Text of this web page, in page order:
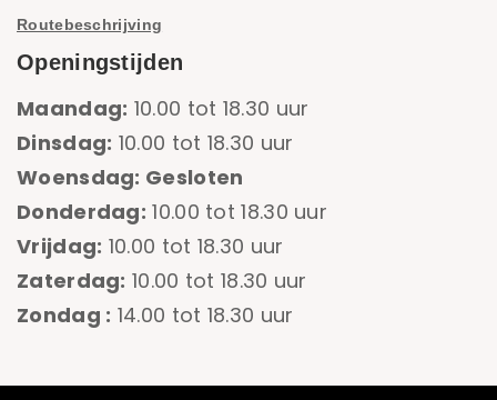
Routebeschrijving
Openingstijden
Maandag: 10.00 tot 18.30 uur
Dinsdag: 10.00 tot 18.30 uur
Woensdag: Gesloten
Donderdag: 10.00 tot 18.30 uur
Vrijdag: 10.00 tot 18.30 uur
Zaterdag: 10.00 tot 18.30 uur
Zondag : 14.00 tot 18.30 uur